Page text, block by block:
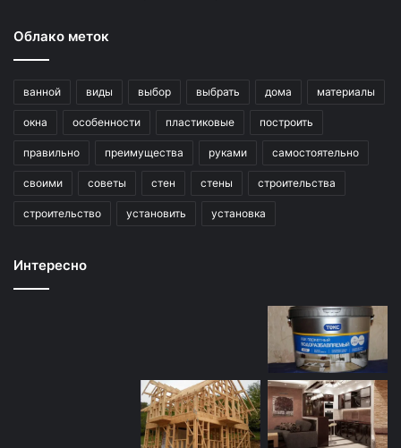
Облако меток
ванной виды выбор выбрать дома материалы
окна особенности пластиковые построить
правильно преимущества руками самостоятельно
своими советы стен стены строительства
строительство установить установка
Интересно